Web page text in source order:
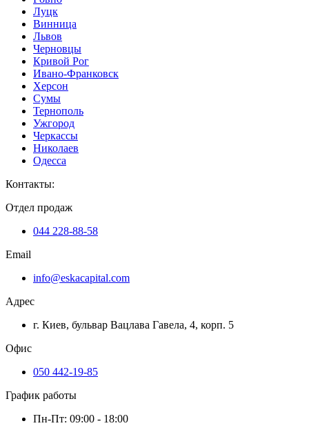
Луцк
Винница
Львов
Черновцы
Кривой Рог
Ивано-Франковск
Херсон
Сумы
Тернополь
Ужгород
Черкассы
Николаев
Одесса
Контакты:
Отдел продаж
044 228-88-58
Email
info@eskacapital.com
Адрес
г. Киев, бульвар Вацлава Гавела, 4, корп. 5
Офис
050 442-19-85
График работы
Пн-Пт: 09:00 - 18:00